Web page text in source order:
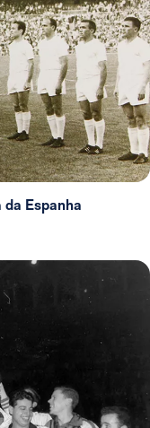
Espanha